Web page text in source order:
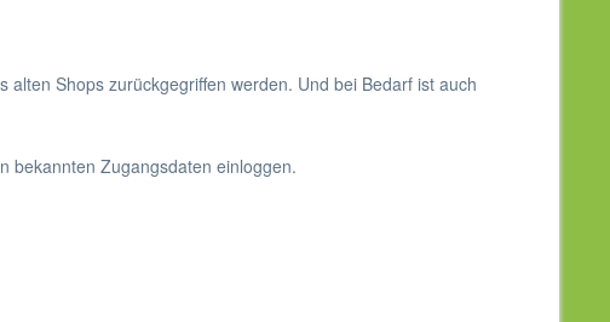
Shops zurückgegriffen werden. Und bei Bedarf ist auch
bekannten Zugangsdaten einloggen.